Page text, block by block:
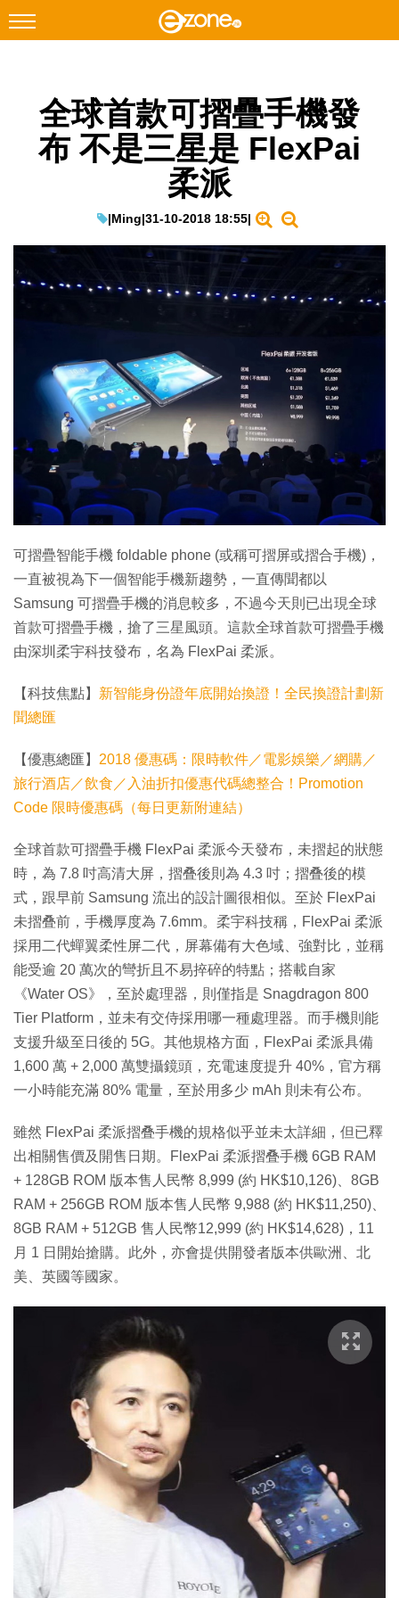
Facebook Instagram
科技焦點
教學評測
EduTech
Enterprise Digital Transformation
全球首款可摺疊手機發
布 不是三星是 FlexPai
柔派
|Ming|31-10-2018 18:55|
可摺疊智能手機 foldable phone (或稱可摺屏或摺合手機)，
一直被視為下一個智能手機新趨勢，一直傳聞都以
Samsung 可摺疊手機的消息較多，不過今天則已出現全球
首款可摺疊手機，搶了三星風頭。這款全球首款可摺疊手機
由深圳柔宇科技發布，名為 FlexPai 柔派。
【科技焦點】 新智能身份證年底開始換證！全民換證計劃新
聞總匯
【優惠總匯】 2018 優惠碼：限時軟件／電影娛樂／網購／
旅行酒店／飲食／入油折扣優惠代碼總整合！Promotion
Code 限時優惠碼（每日更新附連結）
全球首款可摺疊手機 FlexPai 柔派今天發布，未摺起的狀態
時，為 7.8 吋高清大屏，摺叠後則為 4.3 吋；摺叠後的模
式，跟早前 Samsung 流出的設計圖很相似。至於 FlexPai
未摺叠前，手機厚度為 7.6mm。柔宇科技稱，FlexPai 柔派
採用二代蟬翼柔性屏二代，屏幕備有大色域、強對比，並稱
能受逾 20 萬次的彎折且不易捽碎的特點；搭載自家
《Water OS》，至於處理器，則僅指是 Snagdragon 800
Tier Platform，並未有交侍採用哪一種處理器。而手機則能
支援升級至日後的 5G。其他規格方面，FlexPai 柔派具備
1,600 萬 + 2,000 萬雙攝鏡頭，充電速度提升 40%，官方稱
一小時能充滿 80% 電量，至於用多少 mAh 則未有公布。
雖然 FlexPai 柔派摺叠手機的規格似乎並未太詳細，但已釋
出相關售價及開售日期。FlexPai 柔派摺叠手機 6GB RAM
+ 128GB ROM 版本售人民幣 8,999 (約 HK$10,126)、8GB
RAM + 256GB ROM 版本售人民幣 9,988 (約 HK$11,250)、
8GB RAM + 512GB 售人民幣12,999 (約 HK$14,628)，11
月 1 日開始搶購。此外，亦會提供開發者版本供歐洲、北
美、英國等國家。